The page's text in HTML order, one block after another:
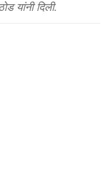
यांनी दिली.